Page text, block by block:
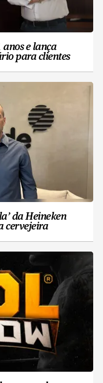
e lança
para clientes
da Heineken
cervejeira